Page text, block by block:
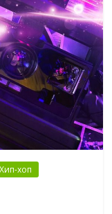
хоп